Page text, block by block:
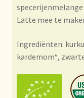
Certificats
Condiciones
Conditions
Latte mee te
Ingrediënten:
kardemom*,